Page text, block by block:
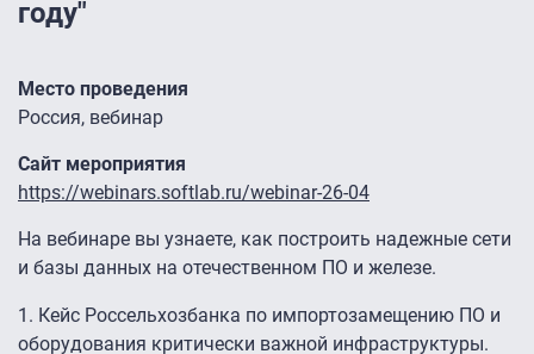
году"
Место проведения
Россия, вебинар
Сайт мероприятия
https://webinars.softlab.ru/webinar-26-04
На вебинаре вы узнаете, как построить надежные сети
и базы данных на отечественном ПО и железе.
1. Кейс Россельхозбанка по импортозамещению ПО и
оборудования критически важной инфраструктуры.